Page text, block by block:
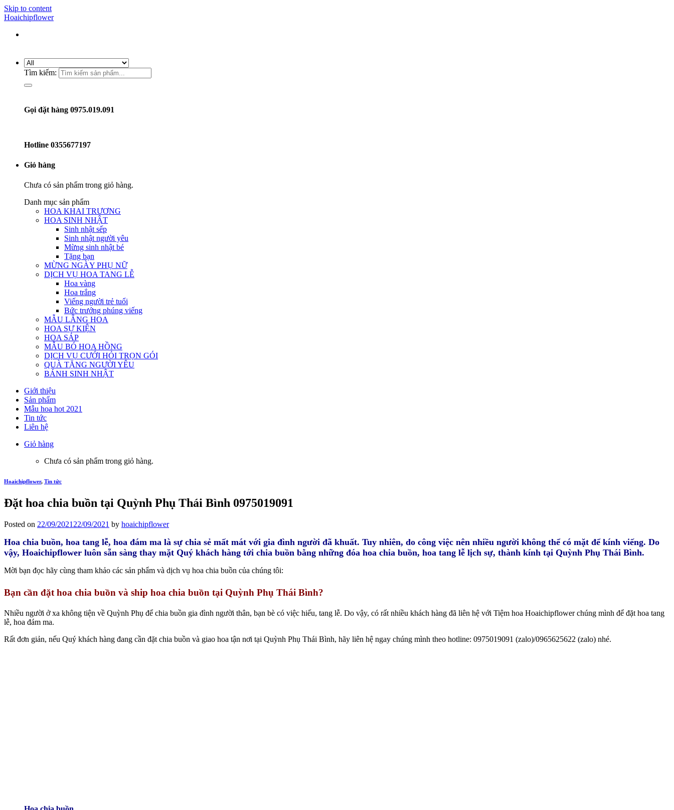
Skip to content
Hoaichipflower
Tìm kiếm:
Gọi đặt hàng 0975.019.091
Hotline 0355677197
Giỏ hàng
Chưa có sản phẩm trong giỏ hàng.
Danh mục sản phẩm
HOA KHAI TRƯƠNG
HOA SINH NHẬT
Sinh nhật sếp
Sinh nhật người yêu
Mừng sinh nhật bé
Tặng bạn
MỪNG NGÀY PHỤ NỮ
DỊCH VỤ HOA TANG LỄ
Hoa vàng
Hoa trắng
Viếng người trẻ tuổi
Bức trướng phúng viếng
MẪU LẴNG HOA
HOA SỰ KIỆN
HOA SÁP
MẪU BÓ HOA HỒNG
DỊCH VỤ CƯỚI HỎI TRỌN GÓI
QUÀ TẶNG NGƯỜI YÊU
BÁNH SINH NHẬT
Giới thiệu
Sản phẩm
Mẫu hoa hot 2021
Tin tức
Liên hệ
Giỏ hàng
Chưa có sản phẩm trong giỏ hàng.
Hoaichipflower, Tin tức
Đặt hoa chia buồn tại Quỳnh Phụ Thái Bình 0975019091
Posted on 22/09/2021 22/09/2021 by hoaichipflower
Hoa chia buồn, hoa tang lễ, hoa đám ma là sự chia sẻ mất mát với gia đình người đã khuất. Tuy nhiên, do công việc nên nhiều người không thể có mặt để kính viếng. Do
vậy, Hoaichipflower luôn sẵn sàng thay mặt Quý khách hàng tới chia buồn bằng những đóa hoa chia buồn, hoa tang lễ lịch sự, thành kính tại Quỳnh Phụ Thái Bình.
Mời bạn đọc hãy cùng tham khảo các sản phẩm và dịch vụ hoa chia buồn của chúng tôi:
Bạn cần đặt hoa chia buồn và ship hoa chia buồn tại Quỳnh Phụ Thái Bình?
Nhiều người ở xa không tiện về Quỳnh Phụ để chia buồn gia đình người thân, bạn bè có việc hiếu, tang lễ. Do vậy, có rất nhiều khách hàng đã liên hệ với Tiệm hoa Hoaichipflower chúng mình để đặt hoa tang
lễ, hoa đám ma.
Rất đơn giản, nếu Quý khách hàng đang cần đặt chia buồn và giao hoa tận nơi tại Quỳnh Phụ Thái Bình, hãy liên hệ ngay chúng mình theo hotline: 0975019091 (zalo)/0965625622 (zalo) nhé.